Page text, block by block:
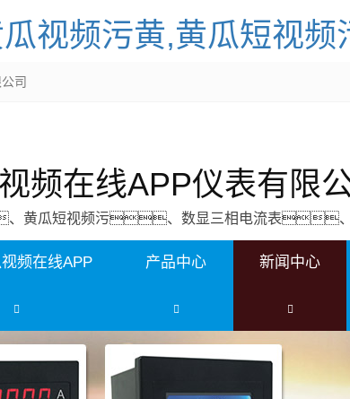
视频污黄,黄瓜短视
司
频在线APP仪表有限
黄瓜短视频污、数显三相电流表、
频在线APP 产品中心 新闻中心